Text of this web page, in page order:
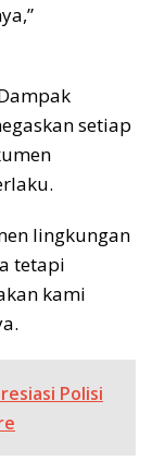
setiap
lingkungan
tetapi
kami
Polisi